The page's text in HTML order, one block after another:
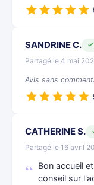
SANDRINE C.
Partagé le 4 mai
Avis sans
CATHERINE S.
Partagé le 16 avril
Bon accueil
conseil sur